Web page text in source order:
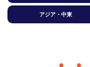
アジア・中東